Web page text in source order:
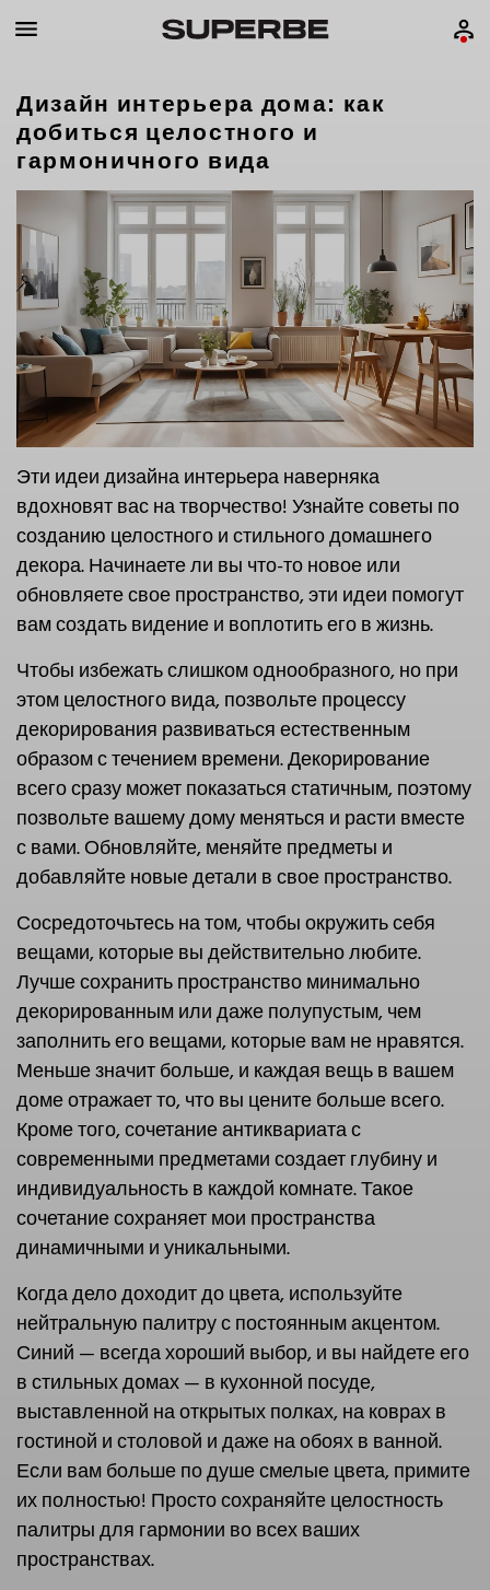
Дизайн интерьера дома: как
добиться целостного и
гармоничного вида
Эти идеи дизайна интерьера наверняка
вдохновят вас на творчество! Узнайте советы по
созданию целостного и стильного домашнего
декора. Начинаете ли вы что-то новое или
обновляете свое пространство, эти идеи помогут
вам создать видение и воплотить его в жизнь.
Чтобы избежать слишком однообразного, но при
этом целостного вида, позвольте процессу
декорирования развиваться естественным
образом с течением времени. Декорирование
всего сразу может показаться статичным, поэтому
позвольте вашему дому меняться и расти вместе
с вами. Обновляйте, меняйте предметы и
добавляйте новые детали в свое пространство.
Сосредоточьтесь на том, чтобы окружить себя
вещами, которые вы действительно любите.
Лучше сохранить пространство минимально
декорированным или даже полупустым, чем
заполнить его вещами, которые вам не нравятся.
Меньше значит больше, и каждая вещь в вашем
доме отражает то, что вы цените больше всего.
Кроме того, сочетание антиквариата с
современными предметами создает глубину и
индивидуальность в каждой комнате. Такое
сочетание сохраняет мои пространства
динамичными и уникальными.
Когда дело доходит до цвета, используйте
нейтральную палитру с постоянным акцентом.
Синий — всегда хороший выбор, и вы найдете его
в стильных домах — в кухонной посуде,
выставленной на открытых полках, на коврах в
гостиной и столовой и даже на обоях в ванной.
Если вам больше по душе смелые цвета, примите
их полностью! Просто сохраняйте целостность
палитры для гармонии во всех ваших
пространствах.